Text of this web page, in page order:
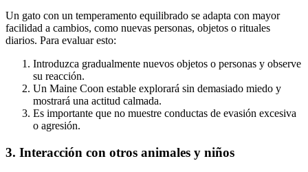
Un gato con un temperamento equilibrado se adapta con mayor
facilidad a cambios, como nuevas personas, objetos o rituales
diarios. Para evaluar esto:
Introduzca gradualmente nuevos objetos o personas y observe
su reacción.
Un Maine Coon estable explorará sin demasiado miedo y
mostrará una actitud calmada.
Es importante que no muestre conductas de evasión excesiva
o agresión.
3. Interacción con otros animales y niños